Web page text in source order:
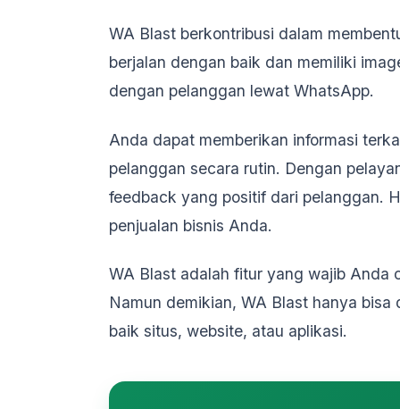
WA Blast berkontribusi dalam
berjalan dengan baik dan memiliki
dengan pelanggan lewat WhatsApp.
Anda dapat memberikan informasi
pelanggan secara rutin. Dengan
feedback yang positif dari pelanggan.
penjualan bisnis Anda.
WA Blast adalah fitur yang wajib Anda
Namun demikian, WA Blast hanya
baik situs, website, atau aplikasi.